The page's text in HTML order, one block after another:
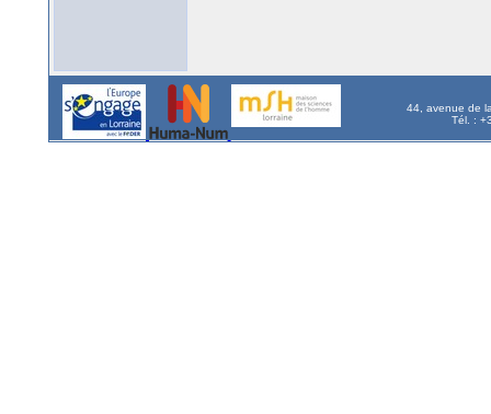
44, avenue de
Tél. :